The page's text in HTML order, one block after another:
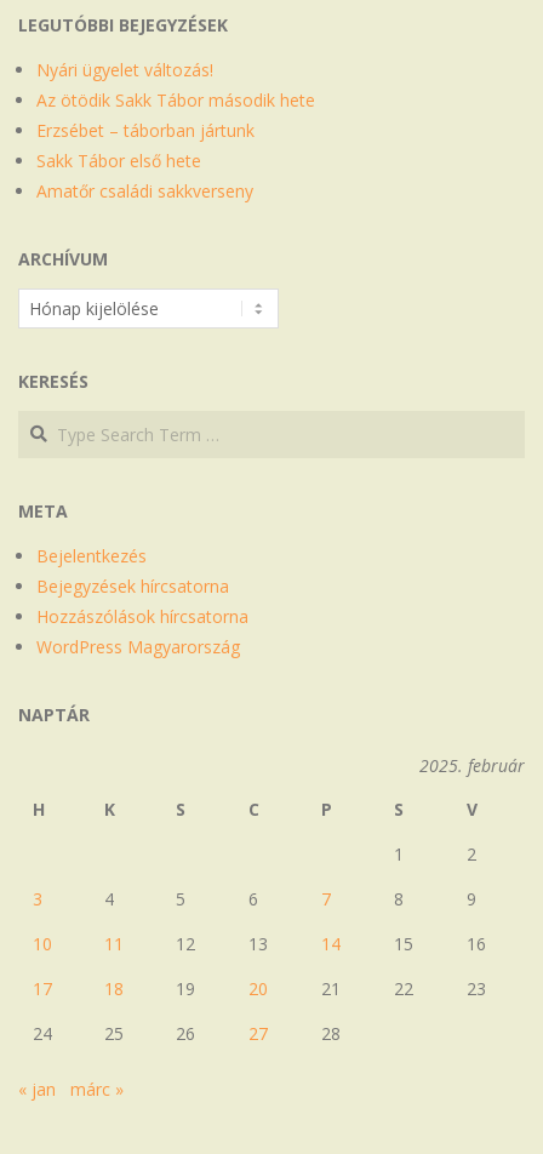
LEGUTÓBBI BEJEGYZÉSEK
Nyári ügyelet változás!
Az ötödik Sakk Tábor második hete
Erzsébet – táborban jártunk
Sakk Tábor első hete
Amatőr családi sakkverseny
ARCHÍVUM
Archívum
KERESÉS
Search
Search
META
Bejelentkezés
Bejegyzések hírcsatorna
Hozzászólások hírcsatorna
WordPress Magyarország
NAPTÁR
2025. február
H
K S C P S
V
1
2
3
4 5 6 7 8
9
10
11 12 13 14 15
16
17
18 19 20 21 22
23
24
25 26 27 28
« jan márc »